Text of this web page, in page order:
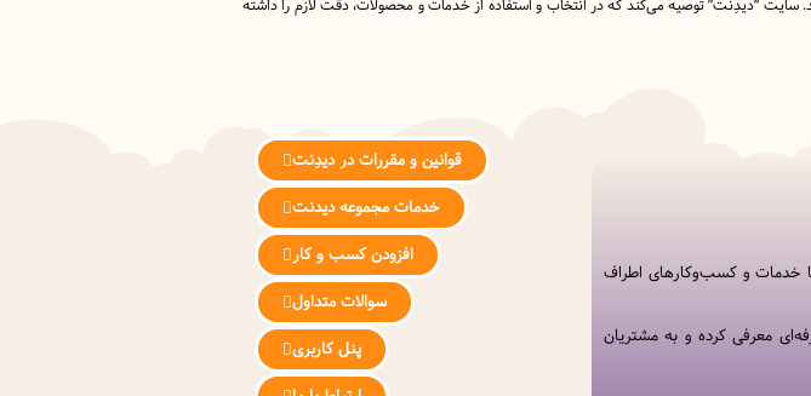
سایت “دیدِنت” توصیه می‌کند که در انتخاب و استفاده از خدمات و محصولات، دقت لازم را داشته
خدمات و کسب‌وکارهای اطراف
معرفی کرده و به مشتریان
قوانین و مقررات در دیدِنت
خدمات مجموعه دیدنت
افزودن کسب و کار
سوالات متداول
پنل کاربری